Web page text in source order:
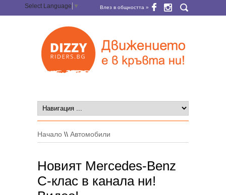
Select Language ▼ Влез в общността »
Начало \\ Автомобили
Новият Mercedes-Benz
C-клас в канала ни!